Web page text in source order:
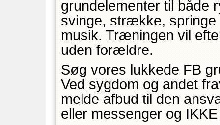
grundelementer til både
svinge, strække, springe
musik. Træningen vil
uden forældre.
Søg vores lukkede FB
Ved sygdom og andet
melde afbud til den
eller messenger og